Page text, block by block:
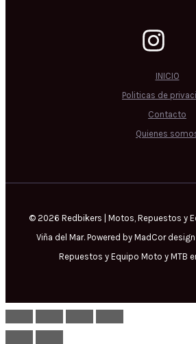
INICIO
Politicas de
Contacto
Quienes
© 2026 Redbikers | Motos, Repuestos y
Viña del Mar. Powered by MadCor
Repuestos y Equipo Moto y MTB